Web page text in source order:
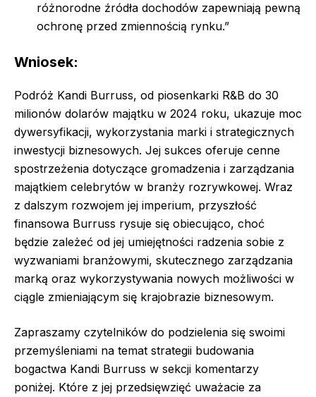
różnorodne źródła dochodów zapewniają pewną
ochronę przed zmiennością rynku.”
Wniosek:
Podróż Kandi Burruss, od piosenkarki R&B do 30
milionów dolarów majątku w 2024 roku, ukazuje moc
dywersyfikacji, wykorzystania marki i strategicznych
inwestycji biznesowych. Jej sukces oferuje cenne
spostrzeżenia dotyczące gromadzenia i zarządzania
majątkiem celebrytów w branży rozrywkowej. Wraz
z dalszym rozwojem jej imperium, przyszłość
finansowa Burruss rysuje się obiecująco, choć
będzie zależeć od jej umiejętności radzenia sobie z
wyzwaniami branżowymi, skutecznego zarządzania
marką oraz wykorzystywania nowych możliwości w
ciągle zmieniającym się krajobrazie biznesowym.
Zapraszamy czytelników do podzielenia się swoimi
przemyśleniami na temat strategii budowania
bogactwa Kandi Burruss w sekcji komentarzy
poniżej. Które z jej przedsięwzięć uważacie za